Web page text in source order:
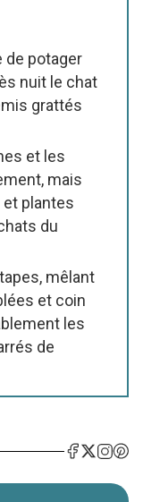
de potager
nuit le chat
grattés
et les
mais
plantes
du
mêlant
et coin
les
de